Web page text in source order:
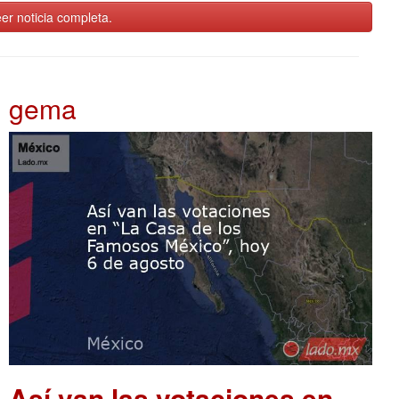
noticia completa.
gema